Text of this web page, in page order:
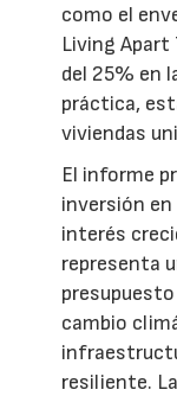
como el
Living Apart
del 25% en
práctica,
viviendas
El informe
inversión
interés
representa
cambio
resiliente.